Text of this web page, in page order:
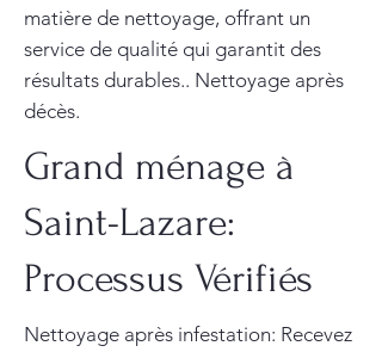
matière de nettoyage, offrant un
service de qualité qui garantit des
résultats durables.. Nettoyage après
décès.
Grand ménage à
Saint-Lazare:
Processus Vérifiés
Nettoyage après infestation: Recevez